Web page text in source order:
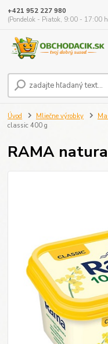
+421 952 227 980
(Pondelok - Piatok, 9:00 - 17:00
Úvod Mliečne výrobky
classic 400 g
RAMA